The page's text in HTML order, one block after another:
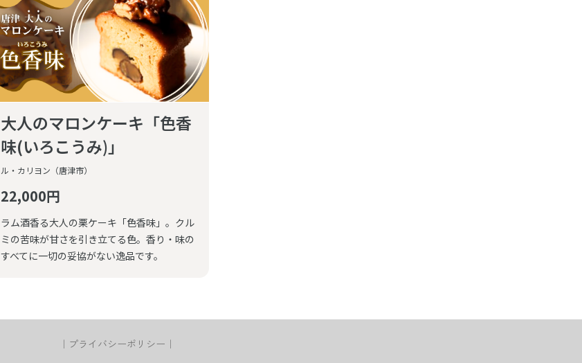
大人のマロンケーキ「色香
味(いろこうみ)」
ル・カリヨン（唐津市）
22,000円
ラム酒香る大人の栗ケーキ「色香味」。クル
ミの苦味が甘さを引き立てる色。香り・味の
すべてに一切の妥協がない逸品です。
｜ プライバシーポリシー ｜